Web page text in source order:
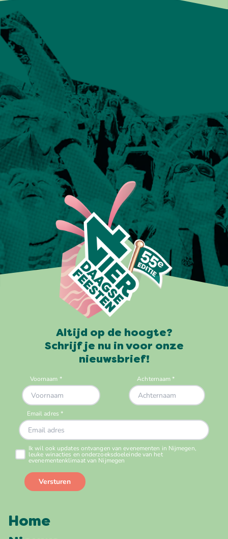
Altijd op de hoogte?
Schrijf je nu in voor onze
nieuwsbrief!
Home